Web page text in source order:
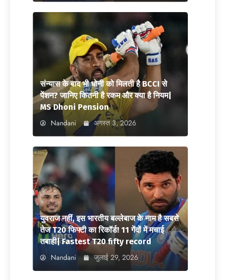
संन्यास के बाद भी धोनी को मिलती है BCCI से
पेंशन? जानिए कितनी है रकम और क्या है नियम|
MS Dhoni Pension
Nandani अगस्त 3, 2026
युवराज नहीं, इस भारतीय बल्लेबाज के नाम है सबसे
तेज T20 फिफ्टी का रिकॉर्ड! 11 गेंदों में मचाई
तबाही| Fastest T20 fifty record
Nandani जुलाई 29, 2026